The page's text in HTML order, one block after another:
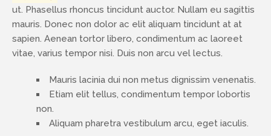
ut. Phasellus rhoncus tincidunt auctor. Nullam eu sagittis
mauris. Donec non dolor ac elit aliquam tincidunt at at
sapien. Aenean tortor libero, condimentum ac laoreet
vitae, varius tempor nisi. Duis non arcu vel lectus.
Mauris lacinia dui non metus dignissim venenatis.
Etiam elit tellus, condimentum tempor lobortis
non.
Aliquam pharetra vestibulum arcu, eget iaculis.